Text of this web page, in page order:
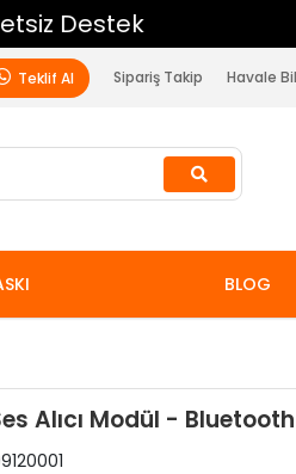
Destek
Teklif Al Sipariş Takip Havale
BLOG
Alıcı Modül -